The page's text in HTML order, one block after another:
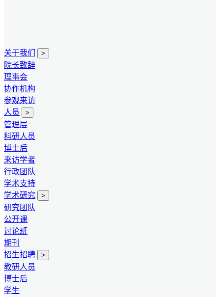
关于我们 >
院长致辞
理事会
协作机构
参观来访
人员
>
管理层
科研人员
博士后
来访学者
行政团队
学术支持
学术研究
>
研究团队
公开课
讨论班
期刊
招生招聘
>
教研人员
博士后
学生